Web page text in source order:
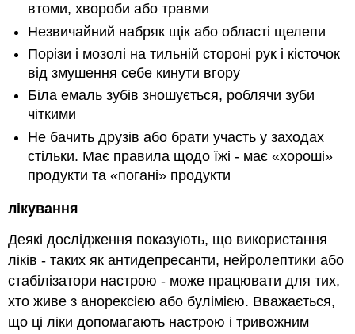
втоми, хвороби або травми
Незвичайний набряк щік або області щелепи
Порізи і мозолі на тильній стороні рук і кісточок
від змушення себе кинути вгору
Біла емаль зубів зношується, роблячи зуби
чіткими
Не бачить друзів або брати участь у заходах
стільки. Має правила щодо їжі - має «хороші»
продукти та «погані» продукти
лікування
Деякі дослідження показують, що використання
ліків - таких як антидепресанти, нейролептики або
стабілізатори настрою - може працювати для тих,
хто живе з анорексією або булімією. Вважається,
що ці ліки допомагають настрою і тривожним